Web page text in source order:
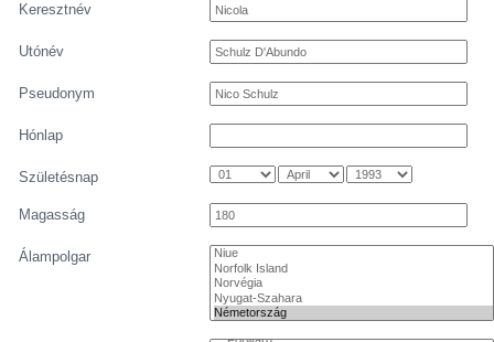
Keresztnév
Utónév
Pseudonym
Hónlap
Születésnap
Magasság
Álampolgar